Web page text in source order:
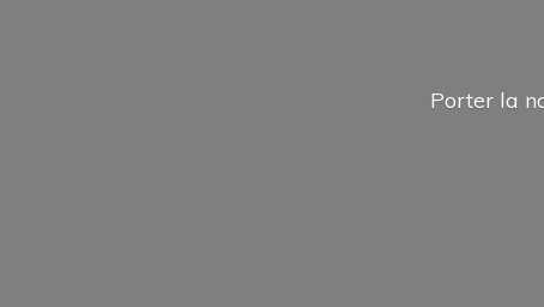
Porter la